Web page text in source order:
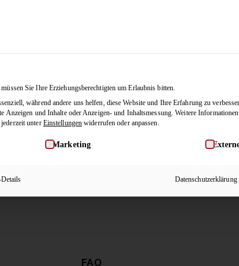
Snacks 1)
FAQ
Sie Ihre Erziehungsberechtigten um Erlaubnis bitten.
während andere uns helfen, diese Website und Ihre Erfahrung zu
Anzeigen und Inhalte oder Anzeigen- und Inhaltsmessung. Weitere
unter Einstellungen widerrufen oder anpassen.
werden kann. Die erste Service-Gruppe ist
Marketing
Datenschutzerklärung